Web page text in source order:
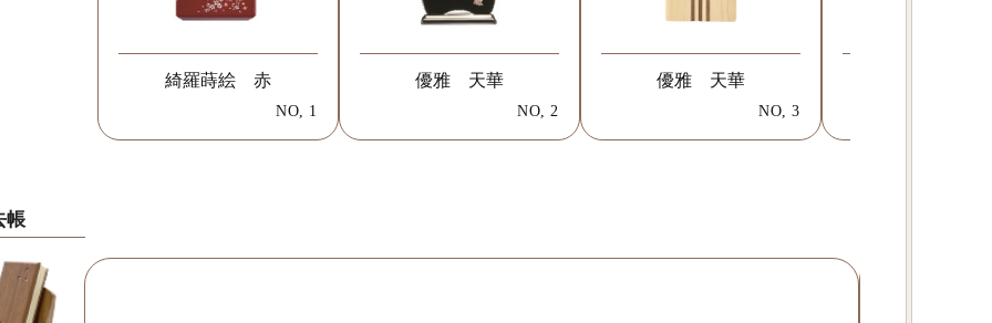
綺羅蒔絵 赤
NO, 1
優雅 天華
NO, 2
優雅 天華
NO, 3
帳